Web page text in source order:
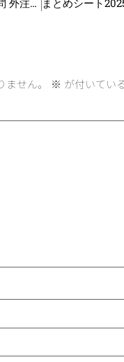
【過去問解説（運営管理）】R6 第14問 外注管理
せん。 ※ が付いてい